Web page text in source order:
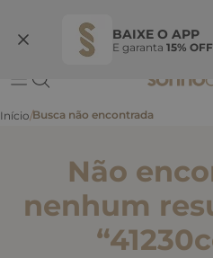
BAIXE O APP
E garanta 15% OFF
Não
nenhum
“